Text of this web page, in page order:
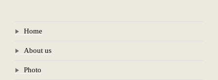
Home
About us
Photo